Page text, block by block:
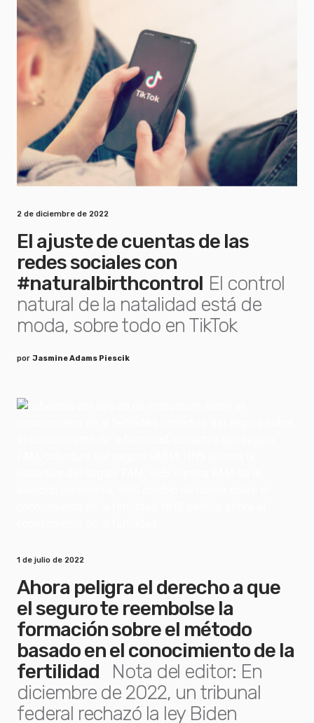
2 de diciembre de 2022
El ajuste de cuentas de las
redes sociales con
#naturalbirthcontrol El control
natural de la natalidad está de
moda, sobre todo en TikTok
por Jasmine Adams Piescik
1 de julio de 2022
Ahora peligra el derecho a que
el seguro te reembolse la
formación sobre el método
basado en el conocimiento de la
fertilidad
Nota del editor: En
diciembre de 2022, un tribunal
federal rechazó la ley Biden